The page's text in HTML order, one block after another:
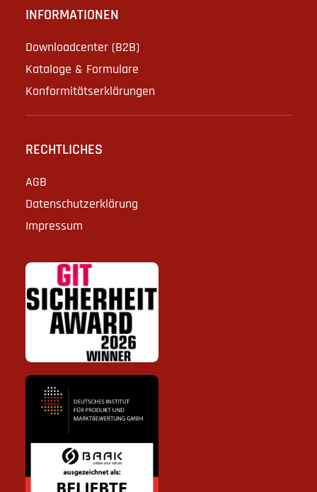
INFORMATIONEN
Downloadcenter (B2B)
Kataloge & Formulare
Konformitätserklärungen
RECHTLICHES
AGB
Datenschutzerklärung
Impressum